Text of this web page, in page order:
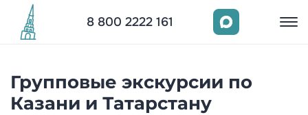
8 800 2222 161
Групповые экскурсии по
Казани и Татарстану